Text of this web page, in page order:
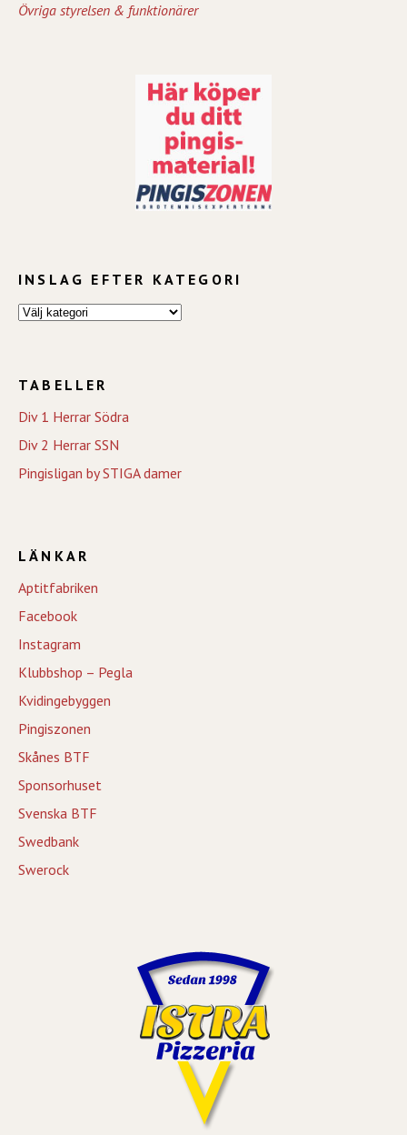
Övriga styrelsen & funktionärer
INSLAG EFTER KATEGORI
TABELLER
Div 1 Herrar Södra
Div 2 Herrar SSN
Pingisligan by STIGA damer
LÄNKAR
Aptitfabriken
Facebook
Instagram
Klubbshop – Pegla
Kvidingebyggen
Pingiszonen
Skånes BTF
Sponsorhuset
Svenska BTF
Swedbank
Swerock